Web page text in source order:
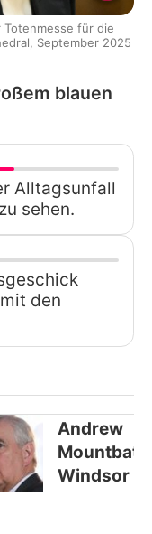
für die
September 2025
blauen
Alltagsunfall
sehen.
den
Andrew
Windsor